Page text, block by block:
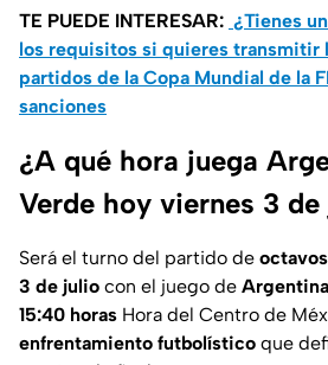
TE PUEDE INTERESAR: ¿Tienes
los requisitos si quieres transmitir
partidos de la Copa Mundial de la
sanciones
¿A qué hora juega
Verde hoy viernes 3
Será el turno del partido de
3 de julio con el juego de
15:40 horas Hora del Centro de
enfrentamiento futbolístico que